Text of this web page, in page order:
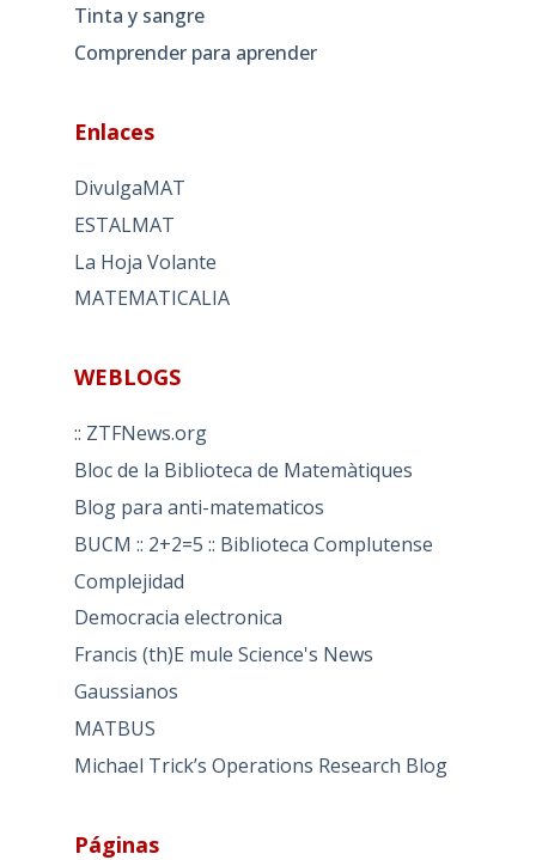
Tinta y sangre
Comprender para aprender
Enlaces
DivulgaMAT
ESTALMAT
La Hoja Volante
MATEMATICALIA
WEBLOGS
:: ZTFNews.org
Bloc de la Biblioteca de Matemàtiques
Blog para anti-matematicos
BUCM :: 2+2=5 :: Biblioteca Complutense
Complejidad
Democracia electronica
Francis (th)E mule Science's News
Gaussianos
MATBUS
Michael Trick’s Operations Research Blog
Páginas